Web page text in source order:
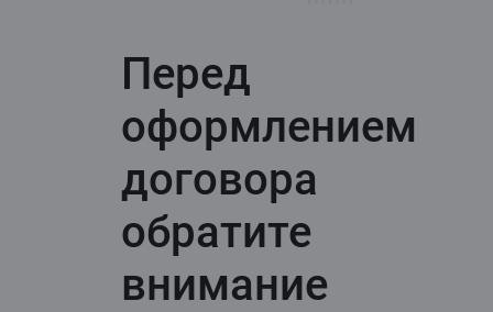
Перед
оформлением
договора
обратите
внимание